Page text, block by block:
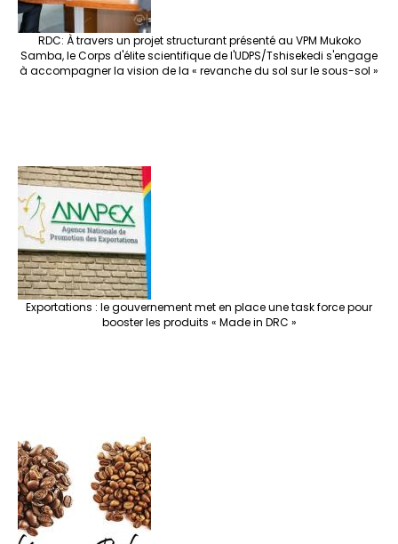
RDC: À travers un projet structurant présenté au VPM Mukoko
Samba, le Corps d'élite scientifique de l'UDPS/Tshisekedi s'engage
à accompagner la vision de la « revanche du sol sur le sous-sol »
Exportations : le gouvernement met en place une task force pour
booster les produits « Made in DRC »